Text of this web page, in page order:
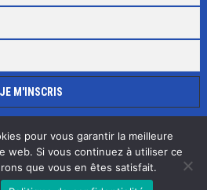
réservés, RéalisationAdamaco
pour vous garantir la meilleure
web. Si vous continuez à utiliser ce
que vous en êtes satisfait.